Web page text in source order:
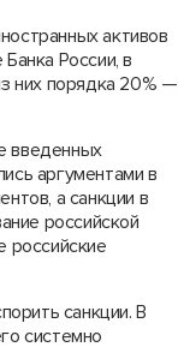
активов
России, в
них порядка 20% —
введенных
аргументами в
а санкции в
российской
российские
санкции. В
системно